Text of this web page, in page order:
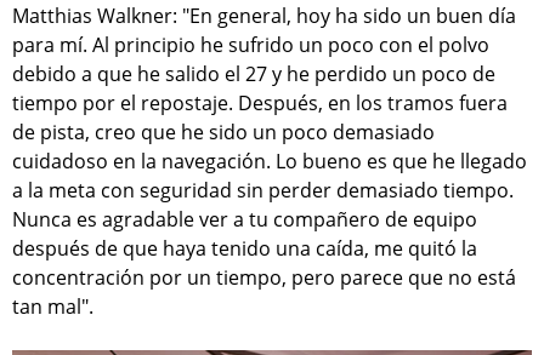
Matthias Walkner: "En general, hoy ha sido un buen día
para mí. Al principio he sufrido un poco con el polvo
debido a que he salido el 27 y he perdido un poco de
tiempo por el repostaje. Después, en los tramos fuera
de pista, creo que he sido un poco demasiado
cuidadoso en la navegación. Lo bueno es que he llegado
a la meta con seguridad sin perder demasiado tiempo.
Nunca es agradable ver a tu compañero de equipo
después de que haya tenido una caída, me quitó la
concentración por un tiempo, pero parece que no está
tan mal".